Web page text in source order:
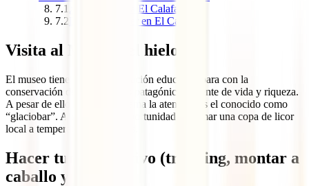
7.1
¿Cómo llegar a El Calafate?
7.2 Dormir y comer en El Calafate
Visita al Museo del hielo
El museo tiene una clara vocación educativa para con la
conservación de los glaciares patagónicos, fuente de vida y riqueza.
A pesar de ello lo que más llama la atención es el conocido como
“glaciobar”. Ahí tendrás la oportunidad de tomar una copa de licor
local a temperaturas negativas.
Hacer turismo activo (trekking, montar a
caballo y rafting):